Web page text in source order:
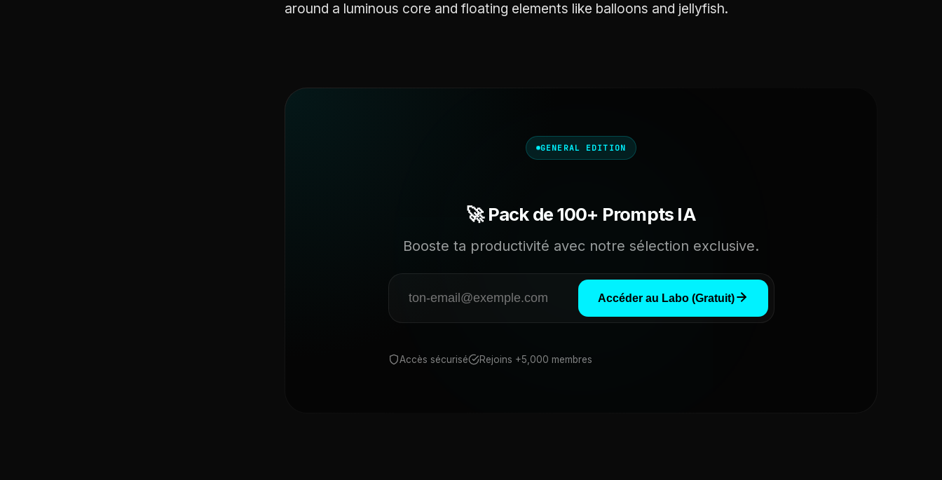
around a luminous core and floating elements like balloons and jellyfish.
GENERAL EDITION
🚀 Pack de 100+ Prompts IA
Booste ta productivité avec notre sélection exclusive.
Accéder au Labo (Gratuit)
Accès sécurisé Rejoins +5,000 membres